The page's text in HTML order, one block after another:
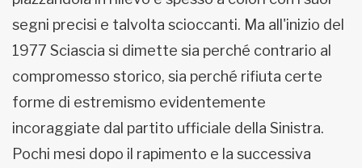
segni precisi e talvolta scioccanti. Ma all'inizio del
1977 Sciascia si dimette sia perché contrario al
compromesso storico, sia perché rifiuta certe
forme di estremismo evidentemente
incoraggiate dal partito ufficiale della Sinistra.
Pochi mesi dopo il rapimento e la successiva